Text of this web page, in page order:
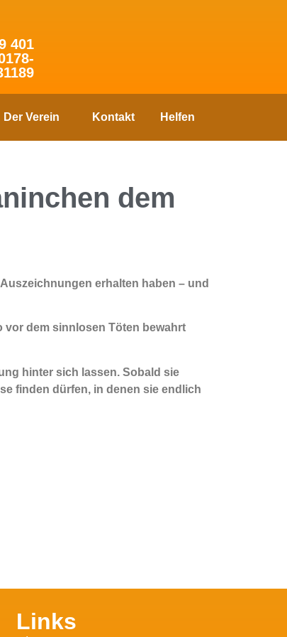
401
Der Verein Kontakt Helfen
dem
erhalten haben – und
vor dem sinnlosen Töten bewahrt
hinter sich lassen. Sobald sie
finden dürfen, in denen sie endlich
Links